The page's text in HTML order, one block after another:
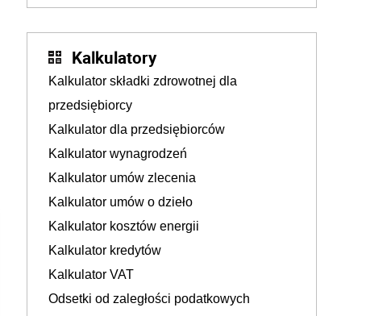
Kalkulatory
Kalkulator składki zdrowotnej dla
przedsiębiorcy
Kalkulator dla przedsiębiorców
Kalkulator wynagrodzeń
Kalkulator umów zlecenia
Kalkulator umów o dzieło
Kalkulator kosztów energii
Kalkulator kredytów
Kalkulator VAT
Odsetki od zaległości podatkowych